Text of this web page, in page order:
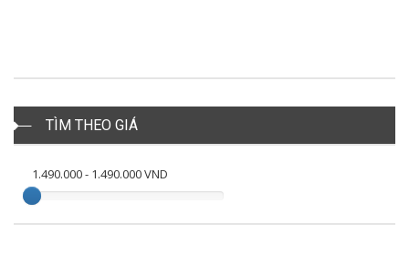
TÌM THEO GIÁ
1.490.000- 1.490.000VND